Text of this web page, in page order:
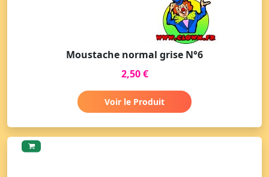
Moustache normal grise N°6
2,50 €
Voir le Produit